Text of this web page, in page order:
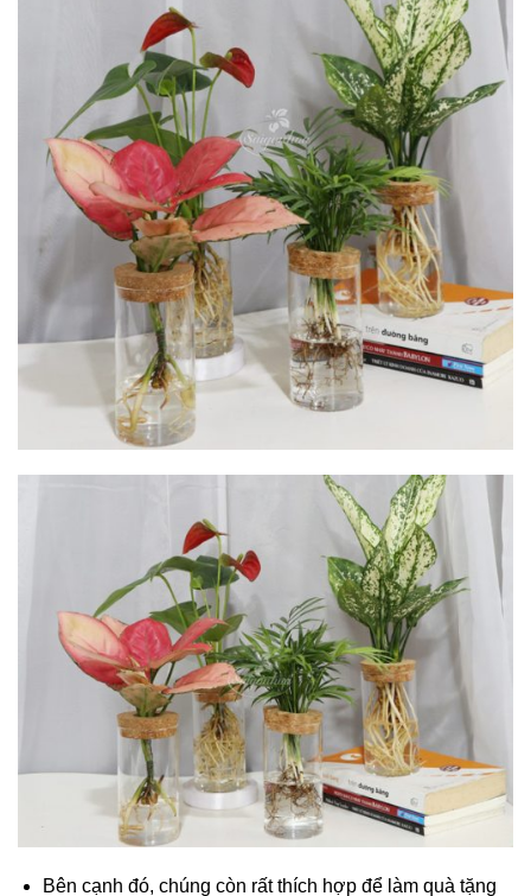
Bên cạnh đó, chúng còn rất thích hợp để làm quà tặng